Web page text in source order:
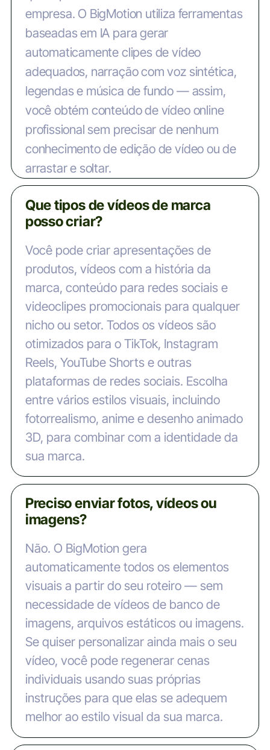
empresa. O BigMotion utiliza ferramentas
baseadas em IA para gerar
automaticamente clipes de vídeo
adequados, narração com voz sintética,
legendas e música de fundo — assim,
você obtém conteúdo de vídeo online
profissional sem precisar de nenhum
conhecimento de edição de vídeo ou de
arrastar e soltar.
Que tipos de vídeos de marca
posso criar?
Você pode criar apresentações de
produtos, vídeos com a história da
marca, conteúdo para redes sociais e
videoclipes promocionais para qualquer
nicho ou setor. Todos os vídeos são
otimizados para o TikTok, Instagram
Reels, YouTube Shorts e outras
plataformas de redes sociais. Escolha
entre vários estilos visuais, incluindo
fotorrealismo, anime e desenho animado
3D, para combinar com a identidade da
sua marca.
Preciso enviar fotos, vídeos ou
imagens?
Não. O BigMotion gera
automaticamente todos os elementos
visuais a partir do seu roteiro — sem
necessidade de vídeos de banco de
imagens, arquivos estáticos ou imagens.
Se quiser personalizar ainda mais o seu
vídeo, você pode regenerar cenas
individuais usando suas próprias
instruções para que elas se adequem
melhor ao estilo visual da sua marca.